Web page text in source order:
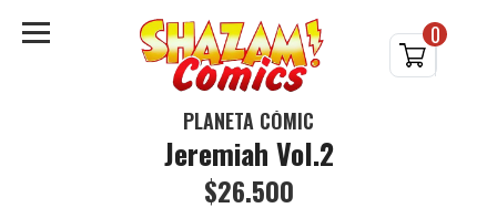
0
PLANETA CÓMIC
Jeremiah Vol.2
$26.500